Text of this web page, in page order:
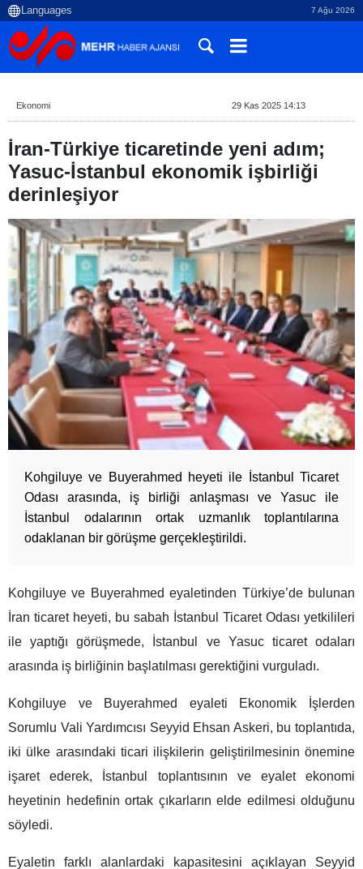
7 Ağu 2026
Ekonomi 29 Kas 2025 14:13
İran-Türkiye ticaretinde yeni adım;
Yasuc-İstanbul ekonomik işbirliği
derinleşiyor
Kohgiluye ve Buyerahmed heyeti ile İstanbul Ticaret
Odası arasında, iş birliği anlaşması ve Yasuc ile
İstanbul odalarının ortak uzmanlık toplantılarına
odaklanan bir görüşme gerçekleştirildi.
Kohgiluye ve Buyerahmed eyaletinden Türkiye’de bulunan
İran ticaret heyeti, bu sabah İstanbul Ticaret Odası yetkilileri
ile yaptığı görüşmede, İstanbul ve Yasuc ticaret odaları
arasında iş birliğinin başlatılması gerektiğini vurguladı.
Kohgiluye ve Buyerahmed eyaleti Ekonomik İşlerden
Sorumlu Vali Yardımcısı Seyyid Ehsan Askeri, bu toplantıda,
iki ülke arasındaki ticari ilişkilerin geliştirilmesinin önemine
işaret ederek, İstanbul toplantısının ve eyalet ekonomi
heyetinin hedefinin ortak çıkarların elde edilmesi olduğunu
söyledi.
Eyaletin farklı alanlardaki kapasitesini açıklayan Seyyid